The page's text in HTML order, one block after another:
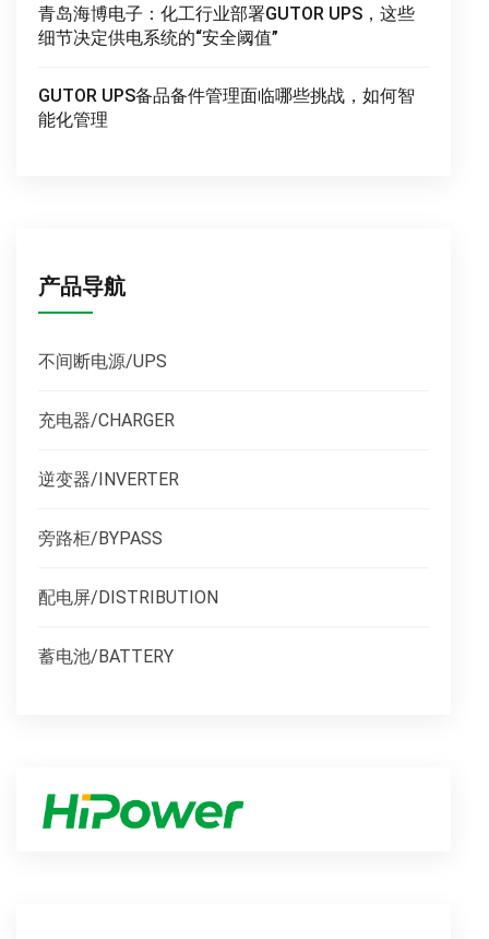
青岛海博电子：化工行业部署GUTOR UPS，这些
细节决定供电系统的“安全阈值”
GUTOR UPS备品备件管理面临哪些挑战，如何智
能化管理
产品导航
不间断电源/UPS
充电器/CHARGER
逆变器/INVERTER
旁路柜/BYPASS
配电屏/DISTRIBUTION
蓄电池/BATTERY